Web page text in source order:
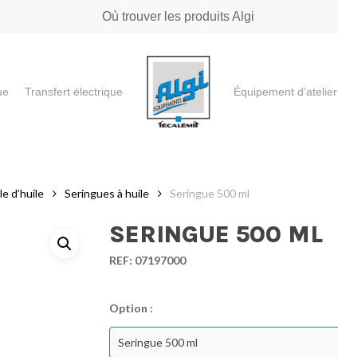
Où trouver les produits Algi
Transfert électrique Équipement d’atelier
d’huile Seringues à huile Seringue 500 ml
SERINGUE 500 ML
REF: 07197000
Option :
Seringue 500 ml